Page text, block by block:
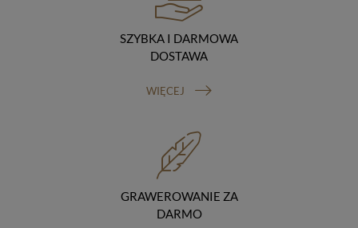
poleceniami. Przekazujemy Twoje dane poza teren
Polski/UE/Europejskiego Obszaru Gospodarczego.
Okres przechowywania danych
Twoje dane przechowujemy do czasu posiadania
(poprawiania) swoich danych, prawo do usunięcia
danych (jeżeli Twoim zdaniem nie ma podstaw do tego,
abyśmy przetwarzali Twoje dane, możesz zażądać,
abyśmy je usunęli), prawo do ograniczenia
przetwarzania danych (możesz zażądać, abyśmy
ograniczyli przetwarzanie Twoich danych osobowych
SZYBKA I DARMOWA
DOSTAWA
WIĘCEJ
GRAWEROWANIE ZA
DARMO